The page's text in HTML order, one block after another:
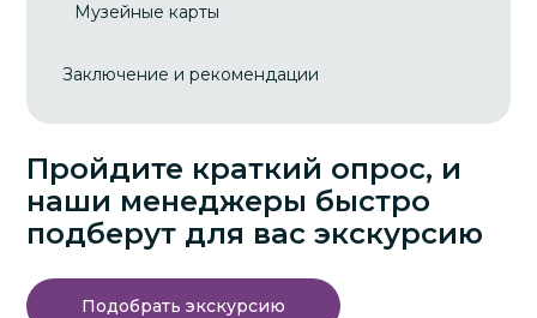
Пройдите краткий опрос, и
наши менеджеры быстро
подберут для вас экскурсию
Подобрать экскурсию
Музейные карты
Заключение и рекомендации